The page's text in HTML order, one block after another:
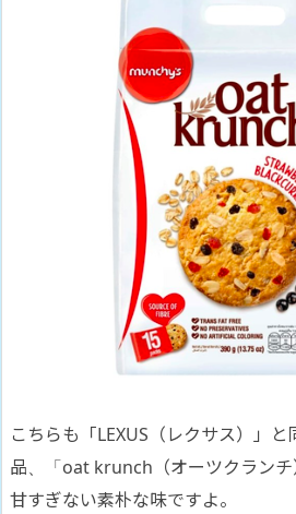
こちらも「LEXUS（レクサス）」
品、「oat krunch（オーツクランチ
甘すぎない素朴な味ですよ。